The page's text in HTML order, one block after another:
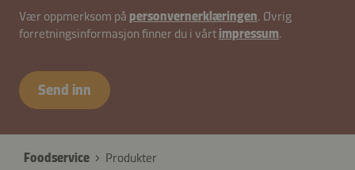
Vær oppmerksom på personvernerklæringen. Øvrig
forretningsinformasjon finner du i vårtimpressum.
Send inn
Foodservice Produkter